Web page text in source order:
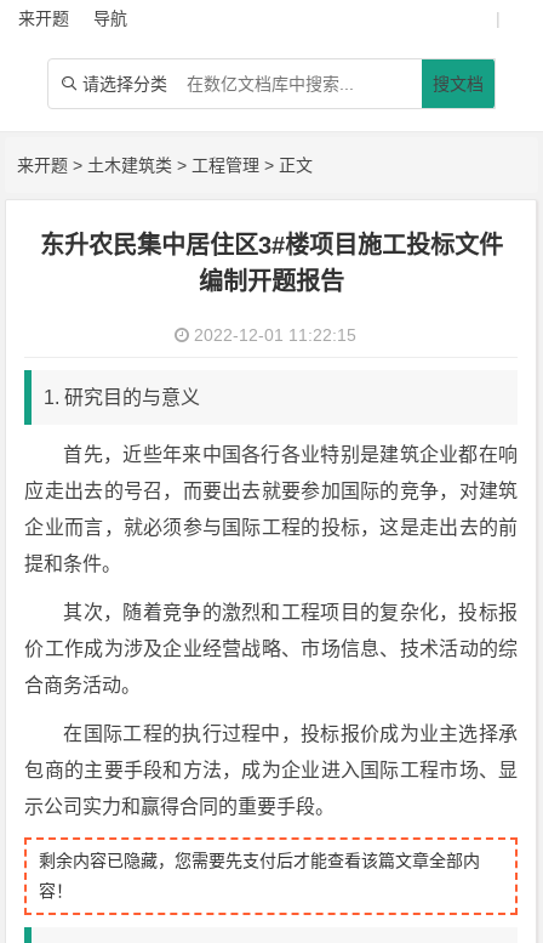
来开题 导航 |
 请选择分类 搜文档
来开题 > 土木建筑类 > 工程管理 > 正文
东升农民集中居住区3#楼项目施工投标文件
编制开题报告
2022-12-01 11:22:15
1. 研究目的与意义
首先，近些年来中国各行各业特别是建筑企业都在响
应走出去的号召，而要出去就要参加国际的竞争，对建筑
企业而言，就必须参与国际工程的投标，这是走出去的前
提和条件。
其次，随着竞争的激烈和工程项目的复杂化，投标报
价工作成为涉及企业经营战略、市场信息、技术活动的综
合商务活动。
在国际工程的执行过程中，投标报价成为业主选择承
包商的主要手段和方法，成为企业进入国际工程市场、显
示公司实力和赢得合同的重要手段。
剩余内容已隐藏，您需要先支付后才能查看该篇文章全部内
容！